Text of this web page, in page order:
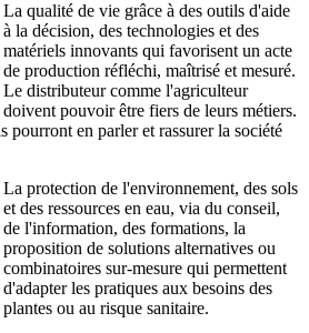
La qualité de vie grâce à des outils d'aide
à la décision, des technologies et des
matériels innovants qui favorisent un acte
de production réfléchi, maîtrisé et mesuré.
Le distributeur comme l'agriculteur
doivent pouvoir être fiers de leurs métiers.
pourront en parler et rassurer la société
La protection de l'environnement, des sols
et des ressources en eau, via du conseil,
de l'information, des formations, la
proposition de solutions alternatives ou
combinatoires sur-mesure qui permettent
d'adapter les pratiques aux besoins des
plantes ou au risque sanitaire.